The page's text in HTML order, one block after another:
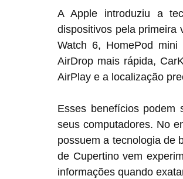
A Apple introduziu a
dispositivos pela primeira
Watch 6, HomePod
AirDrop mais rápida,
AirPlay e a localização
Esses benefícios
seus computadores. No
possuem a tecnologia de
de Cupertino vem
informações quando